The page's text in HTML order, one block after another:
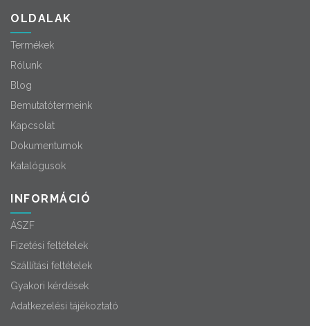
OLDALAK
Termékek
Rólunk
Blog
Bemutatótermeink
Kapcsolat
Dokumentumok
Katalógusok
INFORMÁCIÓ
ÁSZF
Fizetési feltételek
Szállítási feltételek
Gyakori kérdések
Adatkezelési tájékoztató